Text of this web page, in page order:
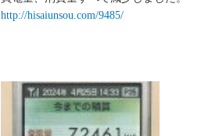
http://hisaiunsou.com/9485/